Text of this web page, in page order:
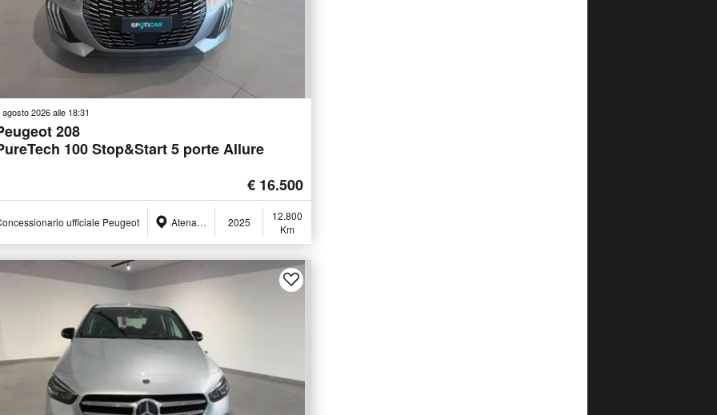
agosto 2026 alle 18:31
208
100 Stop&Start 5 porte Allure
€ 16.500
ufficiale Peugeot Atena Lucana (SA) 2025
12.800
Km